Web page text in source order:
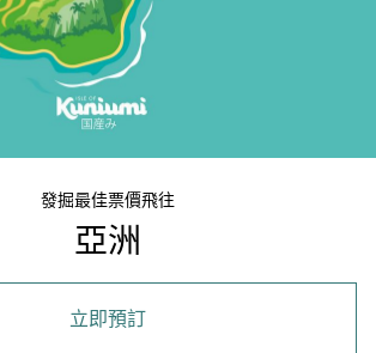
發掘最佳票價飛往
亞洲
立即預訂